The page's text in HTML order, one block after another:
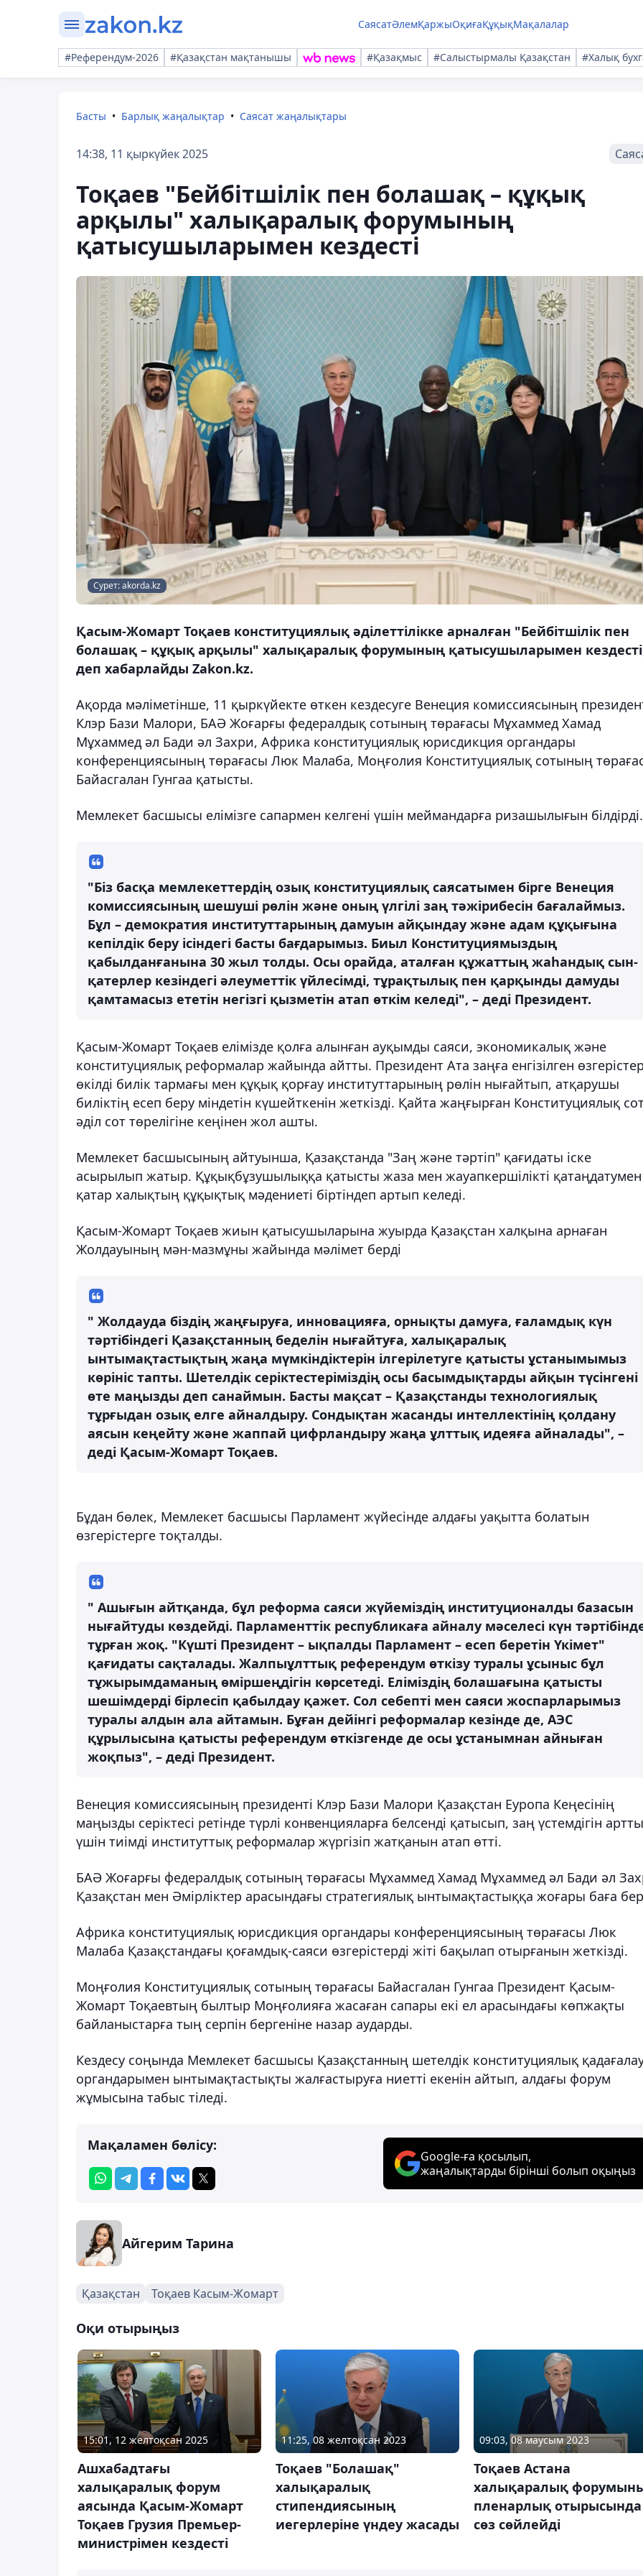
СаясатӘлемҚаржыОқиғаҚұқықМақалалар
#Референдум-2026 #Қазақстан мақтанышы #Қазақмыс #Салыстырмалы Қазақстан #Халық
Басты Барлық жаңалықтар Саясат жаңалықтары
14:38, 11 қыркүйек 2025
Тоқаев "Бейбітшілік пен болашақ – құқық
арқылы" халықаралық форумының
қатысушыларымен кездесті
Сурет: akorda.kz
Қасым-Жомарт Тоқаев конституциялық әділеттілікке арналған "Бейбітшілік пен
болашақ – құқық арқылы" халықаралық форумының қатысушыларымен
деп хабарлайды Zakon.kz.
Ақорда мәліметінше, 11 қыркүйекте өткен кездесуге Венеция комиссиясының
Клэр Бази Малори, БАӘ Жоғарғы федералдық сотының төрағасы Мұхаммед Хамад
Мұхаммед әл Бади әл Захри, Африка конституциялық юрисдикция органдары
конференциясының төрағасы Люк Малаба, Моңғолия Конституциялық сотының
Байасгалан Гунгаа қатысты.
Мемлекет басшысы елімізге сапармен келгені үшін меймандарға ризашылығын білдірді.
"Біз басқа мемлекеттердің озық конституциялық саясатымен бірге Венеция
комиссиясының шешуші рөлін және оның үлгілі заң тәжірибесін бағалаймыз.
Бұл – демократия институттарының дамуын айқындау және адам құқығына
кепілдік беру ісіндегі басты бағдарымыз. Биыл Конституциямыздың
қабылданғанына 30 жыл толды. Осы орайда, аталған құжаттың жаһандық сын-
қатерлер кезіндегі әлеуметтік үйлесімді, тұрақтылық пен қарқынды дамуды
қамтамасыз ететін негізгі қызметін атап өткім келеді", – деді Президент.
Қасым-Жомарт Тоқаев елімізде қолға алынған ауқымды саяси, экономикалық және
конституциялық реформалар жайында айтты. Президент Ата заңға енгізілген
өкілді билік тармағы мен құқық қорғау институттарының рөлін нығайтып, атқарушы
биліктің есеп беру міндетін күшейткенін жеткізді. Қайта жаңғырған Конституциялық
әділ сот төрелігіне кеңінен жол ашты.
Мемлекет басшысының айтуынша, Қазақстанда "Заң және тәртіп" қағидаты іске
асырылып жатыр. Құқықбұзушылыққа қатысты жаза мен жауапкершілікті қатаңдатумен
қатар халықтың құқықтық мәдениеті біртіндеп артып келеді.
Қасым-Жомарт Тоқаев жиын қатысушыларына жуырда Қазақстан халқына арнаған
Жолдауының мән-мазмұны жайында мәлімет берді
" Жолдауда біздің жаңғыруға, инновацияға, орнықты дамуға, ғаламдық күн
тәртібіндегі Қазақстанның беделін нығайтуға, халықаралық
ынтымақтастықтың жаңа мүмкіндіктерін ілгерілетуге қатысты ұстанымымыз
көрініс тапты. Шетелдік серіктестеріміздің осы басымдықтарды айқын түсінгені
өте маңызды деп санаймын. Басты мақсат – Қазақстанды технологиялық
тұрғыдан озық елге айналдыру. Сондықтан жасанды интеллектінің қолдану
аясын кеңейту және жаппай цифрландыру жаңа ұлттық идеяға айналады", –
деді Қасым-Жомарт Тоқаев.
Бұдан бөлек, Мемлекет басшысы Парламент жүйесінде алдағы уақытта болатын
өзгерістерге тоқталды.
" Ашығын айтқанда, бұл реформа саяси жүйеміздің институционалды базасын
нығайтуды көздейді. Парламенттік республикаға айналу мәселесі күн
тұрған жоқ. "Күшті Президент – ықпалды Парламент – есеп беретін Үкімет"
қағидаты сақталады. Жалпыұлттық референдум өткізу туралы ұсыныс бұл
тұжырымдаманың өміршеңдігін көрсетеді. Еліміздің болашағына қатысты
шешімдерді бірлесіп қабылдау қажет. Сол себепті мен саяси жоспарларымыз
туралы алдын ала айтамын. Бұған дейінгі реформалар кезінде де, АЭС
құрылысына қатысты референдум өткізгенде де осы ұстанымнан айныған
жоқпыз", – деді Президент.
Венеция комиссиясының президенті Клэр Бази Малори Қазақстан Еуропа Кеңесінің
маңызды серіктесі ретінде түрлі конвенцияларға белсенді қатысып, заң үстемдігін
үшін тиімді институттық реформалар жүргізіп жатқанын атап өтті.
БАӘ Жоғарғы федералдық сотының төрағасы Мұхаммед Хамад Мұхаммед әл Бади әл
Қазақстан мен Әмірліктер арасындағы стратегиялық ынтымақтастыққа жоғары баға
Африка конституциялық юрисдикция органдары конференциясының төрағасы Люк
Малаба Қазақстандағы қоғамдық-саяси өзгерістерді жіті бақылап отырғанын жеткізді.
Моңғолия Конституциялық сотының төрағасы Байасгалан Гунгаа Президент Қасым-
Жомарт Тоқаевтың былтыр Моңғолияға жасаған сапары екі ел арасындағы көпжақты
байланыстарға тың серпін бергеніне назар аударды.
Кездесу соңында Мемлекет басшысы Қазақстанның шетелдік конституциялық
органдарымен ынтымақтастықты жалғастыруға ниетті екенін айтып, алдағы форум
жұмысына табыс тіледі.
Мақаламен бөлісу:
Google-ға қосылып,
жаңалықтарды бірінші болып оқыңыз
Айгерим Тарина
Қазақстан Тоқаев Касым-Жомарт
Оқи отырыңыз
15:01, 12 желтоқсан 2025
Ашхабадтағы
халықаралық форум
аясында Қасым-Жомарт
Тоқаев Грузия Премьер-
министрімен кездесті
11:25, 08 желтоқсан 2023
Тоқаев "Болашақ"
халықаралық
стипендиясының
иегерлеріне үндеу жасады
09:03, 08 маусым 2023
Тоқаев Астана
халықаралық
пленарлық отырысында
сөз сөйлейді